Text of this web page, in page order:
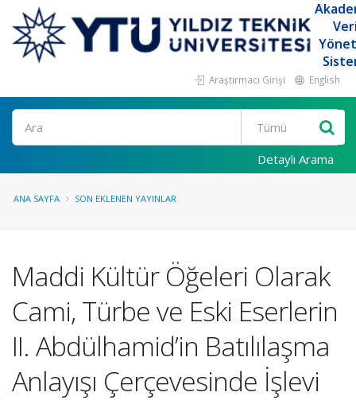
Araştırmacı Girişi English
Ara
Detaylı Arama
ANA SAYFA SON EKLENEN YAYINLAR
Maddi Kültür Öğeleri Olarak
Cami, Türbe ve Eski Eserlerin
II. Abdülhamid’in Batılılaşma
Anlayışı Çerçevesinde İşlevi